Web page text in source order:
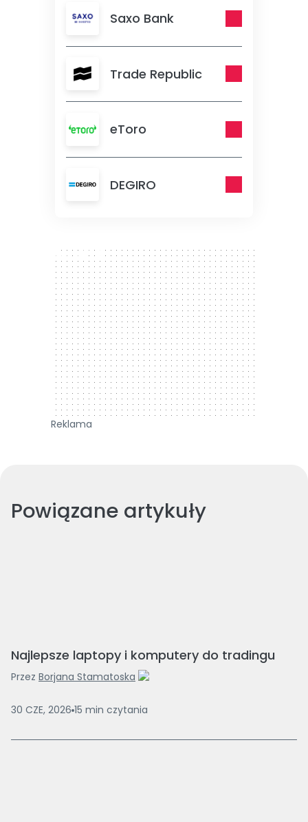
Saxo Bank
Trade Republic
eToro
DEGIRO
300 x 250
Reklama
Powiązane artykuły
Najlepsze laptopy i komputery do tradingu
Przez Borjana Stamatoska
30 CZE, 2026 15 min czytania